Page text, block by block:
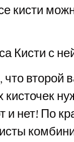
кисти
Кисти с
второй
и нет! По